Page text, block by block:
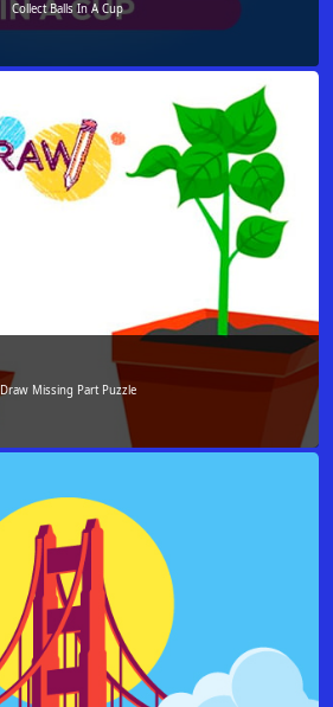
Collect Balls In A Cup
Draw Missing Part Puzzle